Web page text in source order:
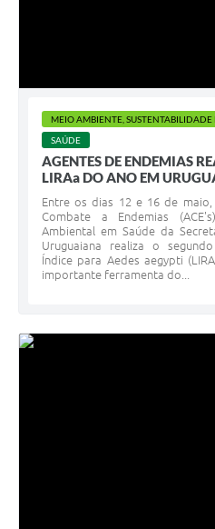
MEIO AMBIENTE, SUSTENTABILIDADE
SAÚDE
AGENTES DE ENDEMIAS
LIRAa DO ANO EM
Entre os dias 12 e 16 de
Combate a Endemias
Ambiental em Saúde da
Uruguaiana realiza o
Índice para Aedes aegypti
importante ferramenta do...